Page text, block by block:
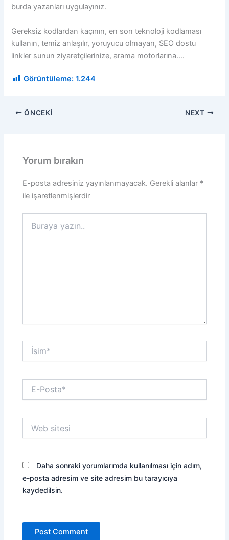
burda yazanları uygulayınız.
Gereksiz kodlardan kaçının, en son teknoloji kodlaması
kullanın, temiz anlaşılır, yoruyucu olmayan, SEO dostu
linkler sunun ziyaretçilerinize, arama motorlarına….
Görüntüleme: 1.244
ÖNCEKI NEXT
Yorum bırakın
E-posta adresiniz yayınlanmayacak. Gerekli alanlar *
ile işaretlenmişlerdir
yazın..
İsim*
Posta*
sitesi
Daha sonraki yorumlarımda kullanılması için adım,
e-posta adresim ve site adresim bu tarayıcıya
kaydedilsin.